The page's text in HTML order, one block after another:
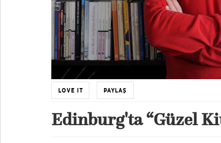
LOVE IT PAYLAŞ
Edinburg'ta “Güzel